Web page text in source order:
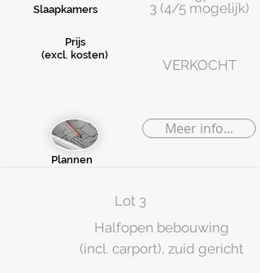
3 (4/5 mogelijk)
Slaapkamers
Prijs
(excl. kosten)
VERKOCHT
Plannen
Meer info...
Lot 3
Halfopen bebouwing
(incl. carport), zuid gericht